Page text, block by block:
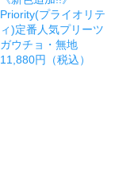
Priority(プライオリテ
ィ)定番人気プリーツ
ガウチョ・無地
11,880円（税込）